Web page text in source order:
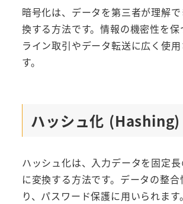
暗号化は、データを第三者が理解
換する方法です。情報の機密性を
ライン取引やデータ転送に広く使
す。
ハッシュ化 (Hashing)
ハッシュ化は、入力データを固定
に変換する方法です。データの整
り、パスワード保護に用いられます。